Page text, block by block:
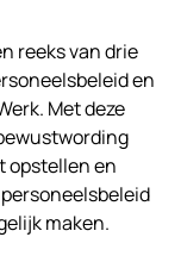
reeks van drie
en
Met deze
opstellen en
maken.